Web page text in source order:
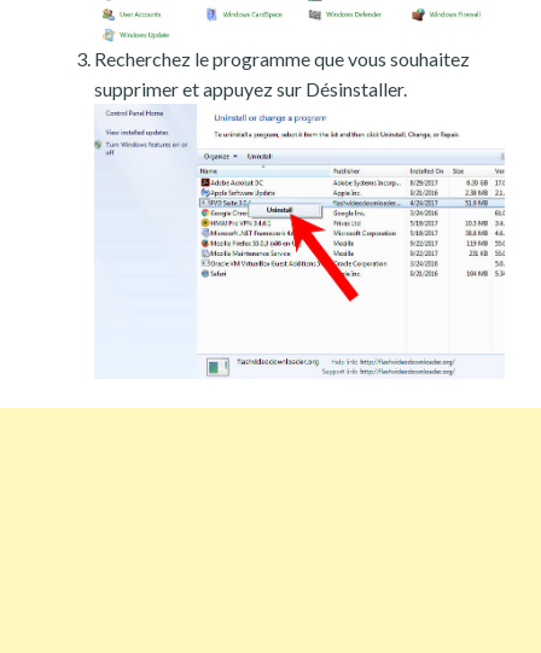
Recherchez le programme que vous souhaitez
supprimer et appuyez sur Désinstaller.